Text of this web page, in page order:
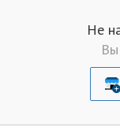
Не